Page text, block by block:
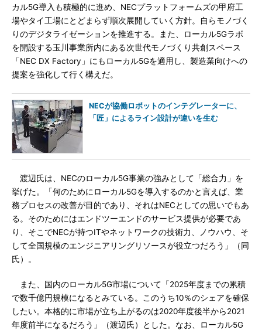
カル5G導入も積極的に進め、NECプラットフォームズの甲府工
場やタイ工場にとどまらず順次展開していく方針。自らモノづく
りのデジタライゼーションを推進する。また、ローカル5Gラボ
を開設する玉川事業所内にある次世代モノづくり共創スペース
「NEC DX Factory」にもローカル5Gを適用し、製造業向けへの
提案を強化して行く構えだ。
NECが協働ロボットのインテグレーターに、
「匠」によるライン設計が違いを生む
渡辺氏は、NECのローカル5G事業の強みとして「総合力」を
挙げた。「何のためにローカル5Gを導入するのかと言えば、業
務プロセスの改善が目的であり、それはNECとしての思いでもあ
る。そのためにはエンドツーエンドのサービス提供が必要であ
り、そこでNECが持つITやネットワークの技術力、ノウハウ、そ
して全国規模のエンジニアリングリソースが役立つだろう」（同
氏）。
また、国内のローカル5G市場について「2025年度までの累積
で数千億円規模になるとみている。このうち10％のシェアを確保
したい。本格的に市場が立ち上がるのは2020年度後半から2021
年度前半になるだろう」（渡辺氏）とした。なお、ローカル5G